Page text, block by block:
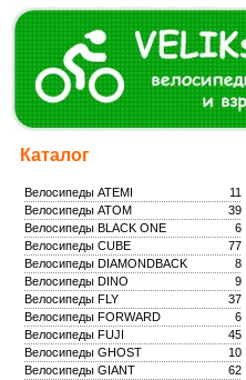
Каталог
11
Велосипеды ATEMI
39
Велосипеды ATOM
6
Велосипеды BLACK ONE
77
Велосипеды CUBE
8
Велосипеды DIAMONDBACK
9
Велосипеды DINO
37
Велосипеды FLY
6
Велосипеды FORWARD
45
Велосипеды FUJI
10
Велосипеды GHOST
62
Велосипеды GIANT